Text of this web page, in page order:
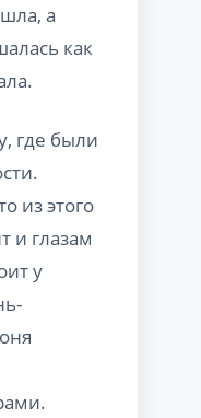
а
как
где были
из этого
и глазам
у